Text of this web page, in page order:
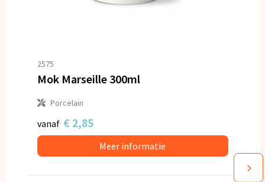
2575
Mok Marseille 300ml
Porcelain
vanaf € 2,85
Meer informatie